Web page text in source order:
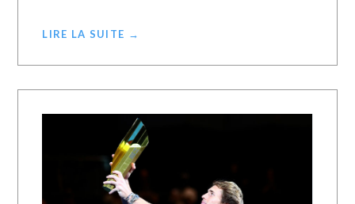
LIRE LA SUITE →